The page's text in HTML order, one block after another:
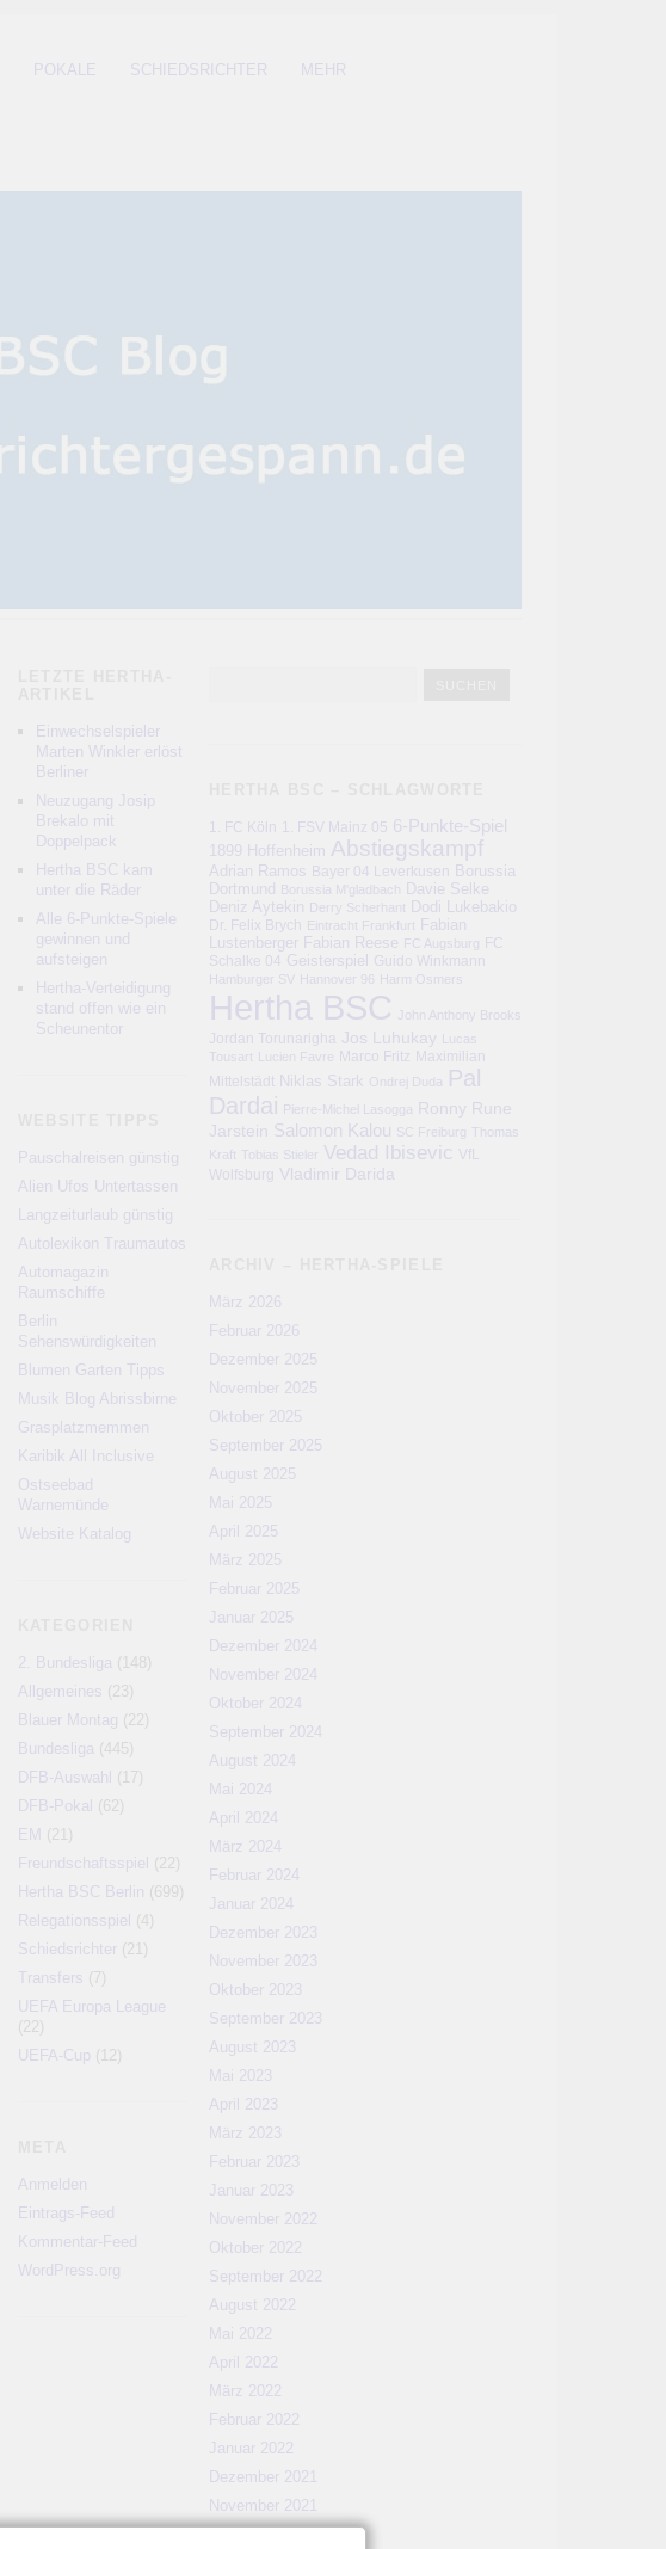
POKALE SCHIEDSRICHTER MEHR
Einwechselspieler
Marten Winkler erlöst
Berliner
Neuzugang Josip
Brekalo mit
Doppelpack
Hertha BSC kam
unter die Räder
Alle 6-Punkte-Spiele
gewinnen und
aufsteigen
Hertha-Verteidigung
stand offen wie ein
Scheunentor
Pauschalreisen günstig
Alien Ufos Untertassen
Langzeiturlaub günstig
Autolexikon Traumautos
Automagazin
Raumschiffe
Berlin
Sehenswürdigkeiten
Blumen Garten Tipps
Musik Blog Abrissbirne
Grasplatzmemmen
Karibik All Inclusive
Ostseebad
Warnemünde
Website Katalog
2. Bundesliga (148)
Allgemeines (23)
Blauer Montag (22)
Bundesliga (445)
DFB-Auswahl
(17)
DFB-Pokal (62)
EM
(21)
Freundschaftsspiel
(22)
Hertha BSC Berlin
(699)
Relegationsspiel
(4)
Schiedsrichter(21)
Transfers (7)
UEFA Europa League
(22)
UEFA-Cup
(12)
Anmelden
Eintrags-Feed
Kommentar-Feed
WordPress.org
1. FC Köln 1. FSV Mainz 05 6-Punkte-Spiel
1899 Hoffenheim Abstiegskampf
Adrian Ramos Bayer 04 Leverkusen
Borussia
Dortmund
Borussia M'gladbach Davie Selke
Deniz Aytekin Derry Scherhant Dodi Lukebakio
Dr. Felix Brych Eintracht Frankfurt
Fabian
Lustenberger Fabian Reese FC Augsburg
FC
Schalke 04
Geisterspiel
Guido Winkmann
Hamburger SV
Hannover 96 Harm Osmers
Hertha BSC
John Anthony Brooks
Jordan Torunarigha
Jos Luhukay
Lucas
Tousart
Lucien Favre Marco Fritz Maximilian
Mittelstädt
Niklas Stark Ondrej Duda Pal
Dardai Pierre-Michel Lasogga Ronny
Rune
Jarstein Salomon Kalou SC Freiburg
Thomas
Kraft
Tobias Stieler Vedad Ibisevic
VfL
Wolfsburg
Vladimir Darida
März 2026
Februar 2026
Dezember 2025
November 2025
Oktober 2025
September 2025
August 2025
Mai 2025
April 2025
März 2025
Februar 2025
Januar 2025
Dezember 2024
November 2024
Oktober 2024
September 2024
August 2024
Mai 2024
April 2024
März 2024
Februar 2024
Januar 2024
Dezember 2023
November 2023
Oktober 2023
September 2023
August 2023
Mai 2023
April 2023
März 2023
Februar 2023
Januar 2023
November 2022
Oktober 2022
September 2022
August 2022
Mai 2022
April 2022
März 2022
Februar 2022
Januar 2022
Dezember 2021
November 2021